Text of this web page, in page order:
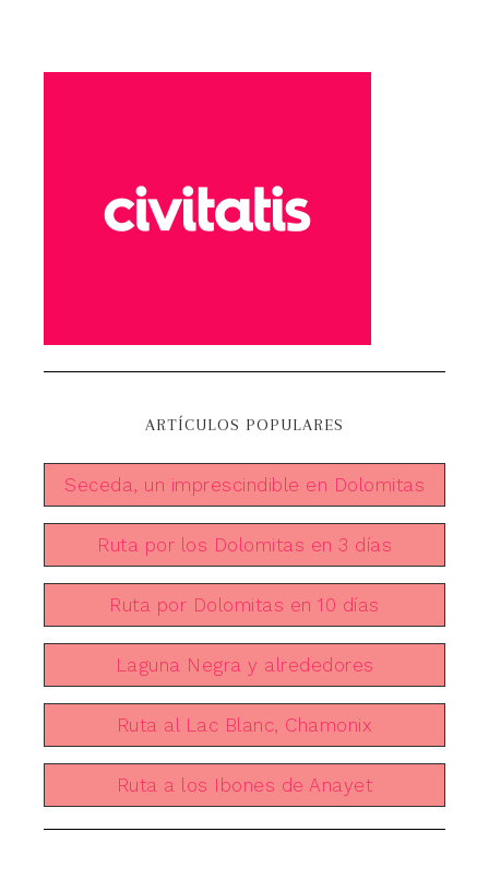
ARTÍCULOS POPULARES
Seceda, un imprescindible en Dolomitas
Ruta por los Dolomitas en 3 días
Ruta por Dolomitas en 10 días
Laguna Negra y alrededores
Ruta al Lac Blanc, Chamonix
Ruta a los Ibones de Anayet